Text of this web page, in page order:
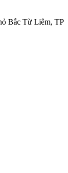
Bắc Từ Liêm, TP